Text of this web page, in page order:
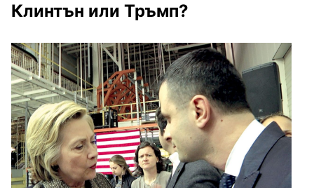
Клинтън или Тръмп?